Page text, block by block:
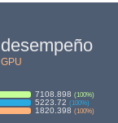
GPU
7108.898 (100%)
5223.72 (100%)
1820.398 (100%)